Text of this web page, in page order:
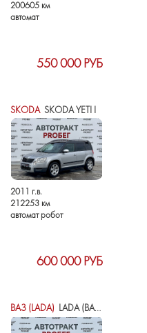
200605 км
автомат
550 000 РУБ
SKODASKODA YETI I
2011 г.в.
212253 км
автомат робот
600 000 РУБ
ВАЗ (LADA) LADA (ВАЗ) GRANTA I РЕСТАЙЛИНГ